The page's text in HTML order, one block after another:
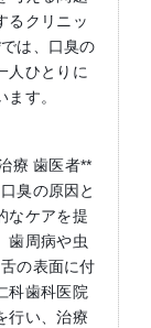
るクリニッ
は、口臭の
人ひとりに
す。
療 歯医者**
臭の原因と
なケアを提
歯周病や虫
の表面に付
科歯科医院
行い、治療